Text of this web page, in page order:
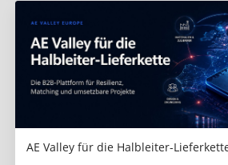
AE Valley für die Halbleiter-